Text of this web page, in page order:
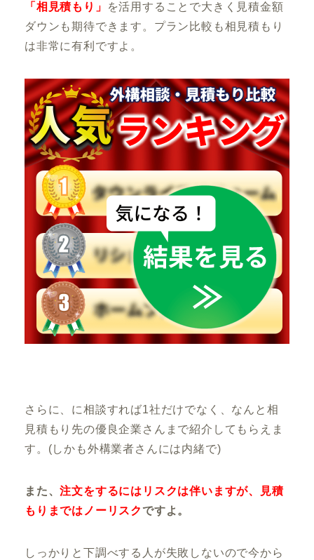
「相見積もり」
を活用することで大きく見積金額
ダウンも期待できます。プラン比較も相見積もり
は非常に有利ですよ。
さらに、 に相談すれば1社だけでなく、なんと相
見積もり先の優良企業さんまで紹介してもらえま
す。 (しかも外構業者さんには内緒で)
また、注文をするにはリスクは伴いますが、見積
もりまではノーリスクですよ。
しっかりと下調べする人が失敗しないので今から